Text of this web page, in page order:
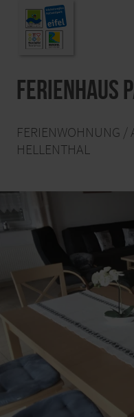
Ferienhaus
FERIENWOHNUNG /
HELLENTHAL